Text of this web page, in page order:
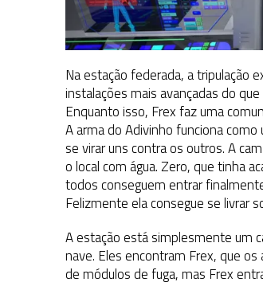
Na estação federada, a tripulação
instalações mais avançadas do
Enquanto isso, Frex faz uma
A arma do Adivinho funciona
se virar uns contra os outros. A
o local com água. Zero, que tinha
todos conseguem entrar
Felizmente ela consegue se livrar
A estação está simplesmente um
nave. Eles encontram Frex, que
de módulos de fuga, mas Frex